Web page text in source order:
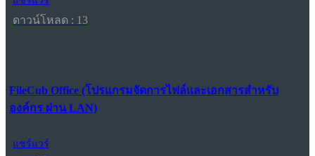
ดาวน์โหลด : 13
FileCub Office (โปรแกรมจัดการไฟล์และเอกสารสำหรับ
องค์กร ผ่าน LAN)
แชร์แวร์